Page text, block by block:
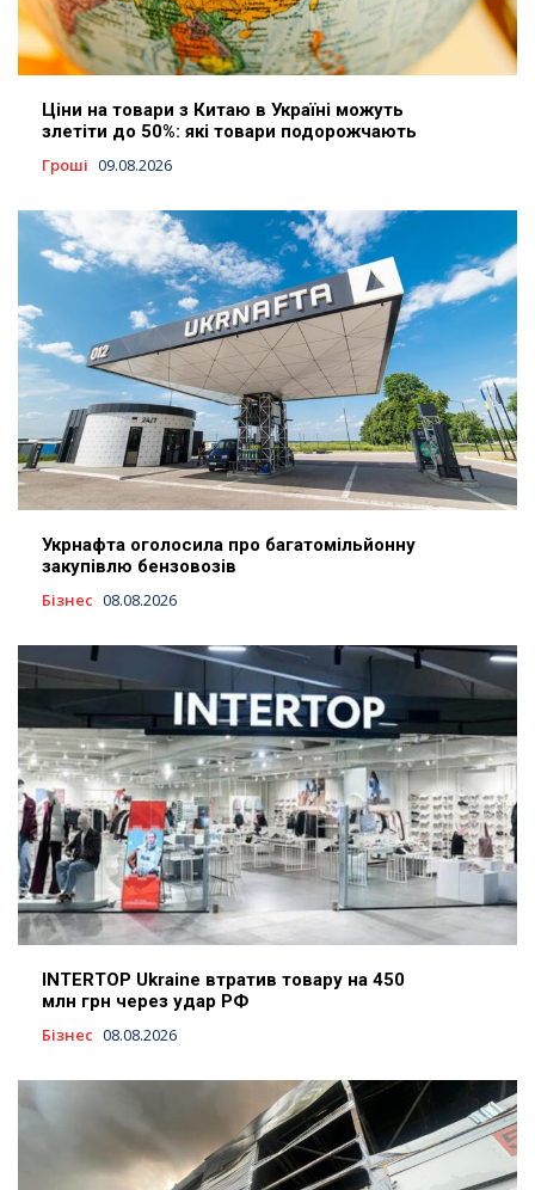
Ціни на товари з Китаю в Україні можуть
злетіти до 50%: які товари подорожчають
Гроші 09.08.2026
Укрнафта оголосила про багатомільйонну
закупівлю бензовозів
Бізнес 08.08.2026
INTERTOP Ukraine втратив товару на 450
млн грн через удар РФ
Бізнес 08.08.2026